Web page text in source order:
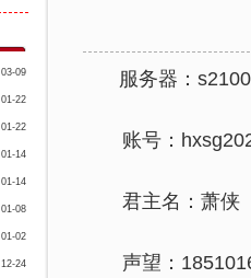
03-09
01-22
01-22
01-14
01-14
01-08
01-02
12-24
服务器：s2100
账号：
君主名：萧侠
声望：